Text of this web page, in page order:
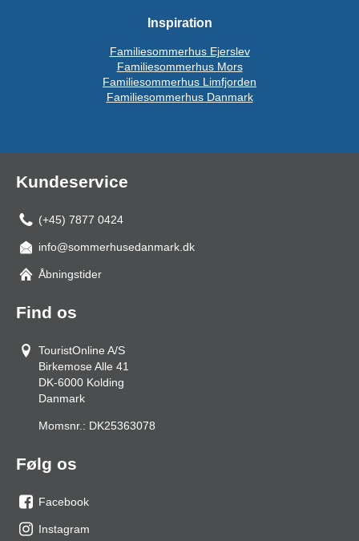
Inspiration
Familiesommerhus Ejerslev
Familiesommerhus Mors
Familiesommerhus Limfjorden
Familiesommerhus Danmark
Kundeservice
(+45) 7877 0424
info@sommerhusedanmark.dk
Åbningstider
Find os
TouristOnline A/S
Birkemose Alle 41
DK-6000 Kolding
Danmark
Momsnr.: DK25363078
Følg os
os
Facebook
Instagram